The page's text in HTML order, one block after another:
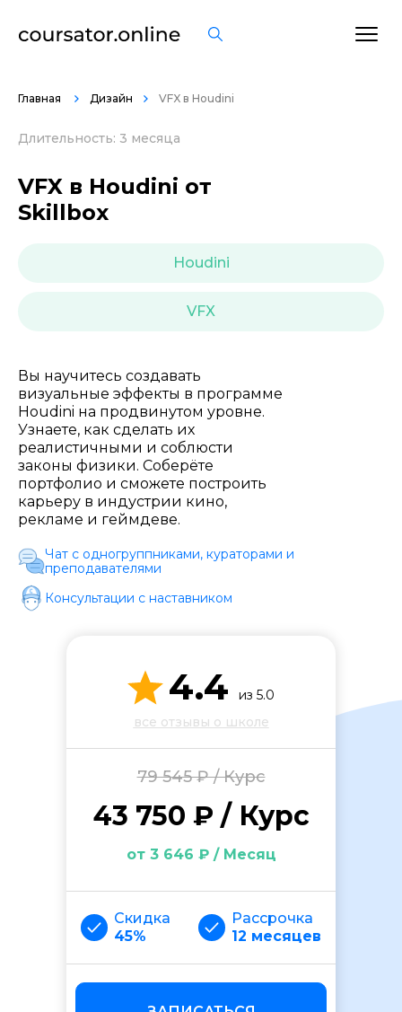
Главная Дизайн VFX в Houdini
Длительность: 3 месяца
VFX в Houdini от
Skillbox
Houdini
VFX
Вы научитесь создавать
визуальные эффекты в программе
Houdini на продвинутом уровне.
Узнаете, как сделать их
реалистичными и соблюсти
законы физики. Соберёте
портфолио и сможете построить
карьеру в индустрии кино,
рекламе и геймдеве.
Чат с одногруппниками, кураторами и
преподавателями
Консультации с наставником
4.4
из 5.0
все отзывы о школе
79 545 ₽ / Курс
43 750 ₽ / Курс
от 3 646 ₽ / Месяц
Скидка
45%
Рассрочка
12 месяцев
Стоимость *
Подача материала *
Уровень организации *
ОСТАВИТЬ ОТЗЫВ